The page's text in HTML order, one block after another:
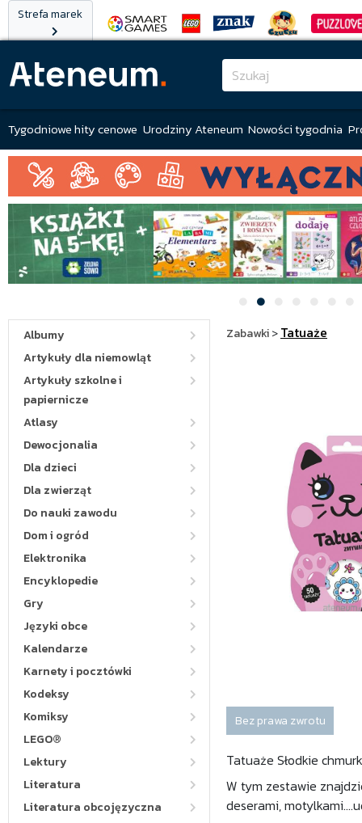
Strefa marek
Tygodniowe hity cenowe Urodziny Ateneum Nowości tygodnia
Albumy
Artykuły dla niemowląt
Artykuły szkolne i
papiernicze
Atlasy
Dewocjonalia
Dla dzieci
Dla zwierząt
Do nauki zawodu
Dom i ogród
Elektronika
Encyklopedie
Gry
Języki obce
Kalendarze
Karnety i pocztówki
Kodeksy
Komiksy
LEGO®
Lektury
Literatura
Literatura obcojęzyczna
Zabawki>Tatuaże
Bez prawa zwrotu
Tatuaże Słodkie
W tym zestawie
deserami,